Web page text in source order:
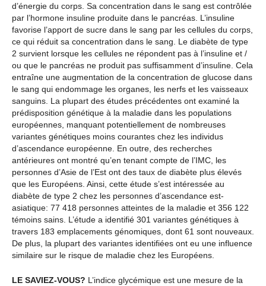
d’énergie du corps. Sa concentration dans le sang est contrôlée
par l’hormone insuline produite dans le pancréas. L’insuline
favorise l’apport de sucre dans le sang par les cellules du corps,
ce qui réduit sa concentration dans le sang. Le diabète de type
2 survient lorsque les cellules ne répondent pas à l’insuline et /
ou que le pancréas ne produit pas suffisamment d’insuline. Cela
entraîne une augmentation de la concentration de glucose dans
le sang qui endommage les organes, les nerfs et les vaisseaux
sanguins. La plupart des études précédentes ont examiné la
prédisposition génétique à la maladie dans les populations
européennes, manquant potentiellement de nombreuses
variantes génétiques moins courantes chez les individus
d’ascendance européenne. En outre, des recherches
antérieures ont montré qu’en tenant compte de l’IMC, les
personnes d’Asie de l’Est ont des taux de diabète plus élevés
que les Européens. Ainsi, cette étude s’est intéressée au
diabète de type 2 chez les personnes d’ascendance est-
asiatique: 77 418 personnes atteintes de la maladie et 356 122
témoins sains. L’étude a identifié 301 variantes génétiques à
travers 183 emplacements génomiques, dont 61 sont nouveaux.
De plus, la plupart des variantes identifiées ont eu une influence
similaire sur le risque de maladie chez les Européens.
LE SAVIEZ-VOUS? L’indice glycémique est une mesure de la